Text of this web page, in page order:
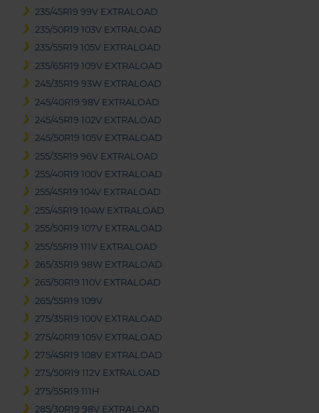
235/45R19 99V EXTRALOAD
235/50R19 103V EXTRALOAD
235/55R19 105V EXTRALOAD
235/65R19 109V EXTRALOAD
245/35R19 93W EXTRALOAD
245/40R19 98V EXTRALOAD
245/45R19 102V EXTRALOAD
245/50R19 105V EXTRALOAD
255/35R19 96V EXTRALOAD
255/40R19 100V EXTRALOAD
255/45R19 104V EXTRALOAD
255/45R19 104W EXTRALOAD
255/50R19 107V EXTRALOAD
255/55R19 111V EXTRALOAD
265/35R19 98W EXTRALOAD
265/50R19 110V EXTRALOAD
265/55R19 109V
275/35R19 100V EXTRALOAD
275/40R19 105V EXTRALOAD
275/45R19 108V EXTRALOAD
275/50R19 112V EXTRALOAD
275/55R19 111H
285/30R19 98V EXTRALOAD